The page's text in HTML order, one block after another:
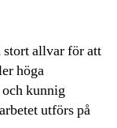
stort allvar för att
höga
och kunnig
utförs på